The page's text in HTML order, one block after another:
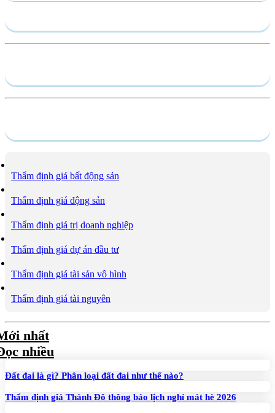
Thẩm định giá bất động sản
Thẩm định giá động sản
Thẩm định giá trị doanh nghiệp
Thẩm định giá dự án đầu tư
Thẩm định giá tài sản vô hình
Thẩm định giá tài nguyên
nhất
nhiều
Đất đai là gì? Phân loại đất đai như thế nào?
Thẩm định giá Thành Đô thông báo lịch nghỉ mát hè 2026